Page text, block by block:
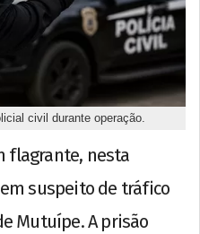
civil durante operação.
flagrante, nesta
suspeito de tráfico
Mutuípe. A prisão